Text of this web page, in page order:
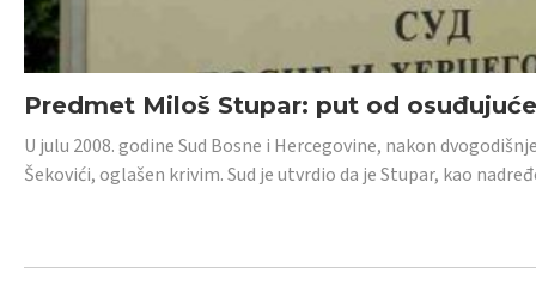
Predmet Miloš Stupar: put od
U julu 2008. godine Sud Bosne i Hercegovine, nakon
Šekovići, oglašen krivim. Sud je utvrdio da je Stupar, kao